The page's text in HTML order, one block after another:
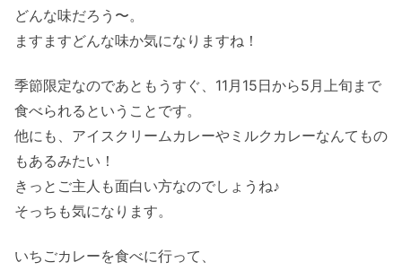
どんな味だろう〜。
ますますどんな味か気になりますね！
季節限定なのであともうすぐ、11月15日から5月上旬まで
食べられるということです。
他にも、アイスクリームカレーやミルクカレーなんてもの
もあるみたい！
きっとご主人も面白い方なのでしょうね♪
そっちも気になります。
いちごカレーを食べに行って、